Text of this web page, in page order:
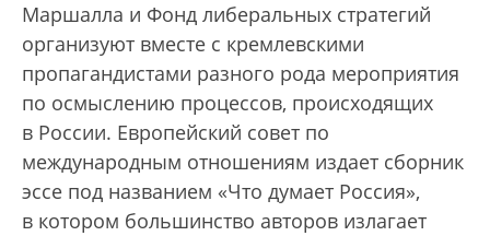
Маршалла и Фонд либеральных стратегий
организуют вместе с кремлевскими
пропагандистами разного рода мероприятия
по осмыслению процессов, происходящих
в России. Европейский совет по
международным отношениям издает сборник
эссе под названием «Что думает Россия»,
в котором большинство авторов излагает